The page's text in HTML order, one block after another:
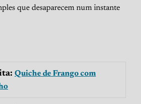
que desaparecem num instante
Quiche de Frango com